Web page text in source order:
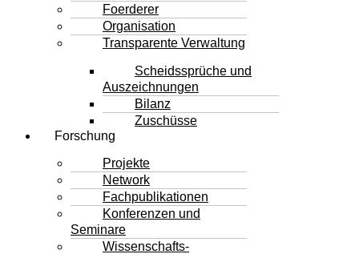
Foerderer
Organisation
Transparente Verwaltung
Scheidssprüche und
Auszeichnungen
Bilanz
Zuschüsse
Forschung
Projekte
Network
Fachpublikationen
Konferenzen und
Seminare
Wissenschafts-